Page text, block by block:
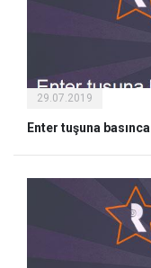
29.07.2019
Enter tuşuna